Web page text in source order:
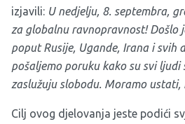
izjavili: U nedjelju, 8. septembra,
za globalnu ravnopravnost! Došlo
poput Rusije, Ugande, Irana i svih
pošaljemo poruku kako su svi
zaslužuju slobodu. Moramo
Cilj ovog djelovanja jeste podići